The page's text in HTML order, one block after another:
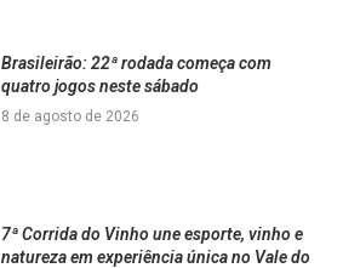
Brasileirão: 22ª rodada começa com
quatro jogos neste sábado
8 de agosto de 2026
7ª Corrida do Vinho une esporte, vinho e
natureza em experiência única no Vale do